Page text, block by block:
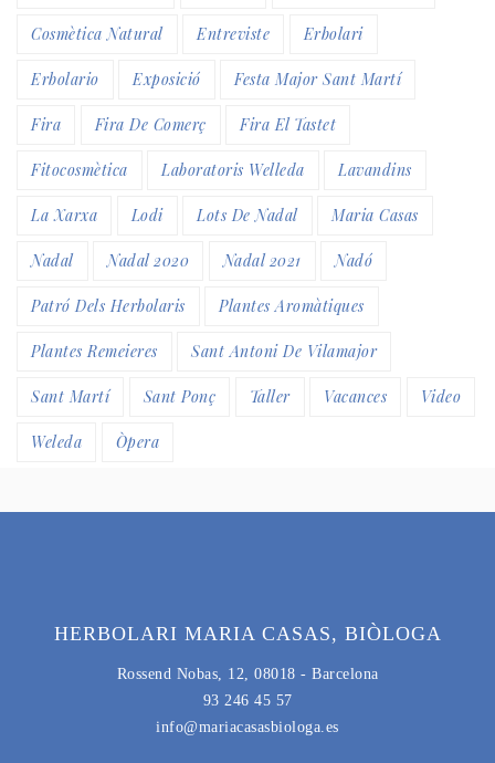
Cosmètica Natural Entreviste Erbolari
Erbolario Exposició Festa Major Sant Martí
Fira Fira De Comerç Fira El Tastet
Fitocosmètica Laboratoris Welleda Lavandins
La Xarxa Lodi Lots De Nadal Maria Casas
Nadal Nadal 2020 Nadal 2021 Nadó
Patró Dels Herbolaris Plantes Aromàtiques
Plantes Remeieres Sant Antoni De Vilamajor
Sant Martí Sant Ponç Taller Vacances Video
Weleda Òpera
HERBOLARI MARIA CASAS, BIÒLOGA
Rossend Nobas, 12, 08018 - Barcelona
93 246 45 57
info@mariacasasbiologa.es